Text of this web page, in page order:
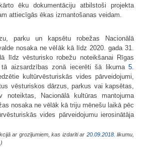
ēku dokumentāciju atbilstoši projekta
attiecīgās ēkas izmantošanas veidam.
parku un kapsētu robežas Nacionālā
nosaka ne vēlāk kā līdz 2020. gada 31.
līdz vēsturisko robežu noteikšanai Rīgas
aizsardzības zonā iecerēti šā likuma 5.
kultūrvēsturiskās vides pārveidojumi,
vēsturiskos dārzus, parkus vai kapsētas,
noteiktas, Nacionālā kultūras mantojuma
nosaka ne vēlāk kā triju mēnešu laikā pēc
vides pārveidojumu ierosinātāja
ar grozījumiem, kas izdarīti ar 20.09.2018. likumu,
)